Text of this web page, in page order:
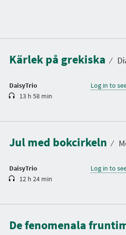
Kärlek på grekiska ⁄
DaisyTrio
r
t
i
13 h 58 min
Log in to
Jul med bokcirkeln ⁄
DaisyTrio
r
t
i
12 h 24 min
Log in to
De fenomenala